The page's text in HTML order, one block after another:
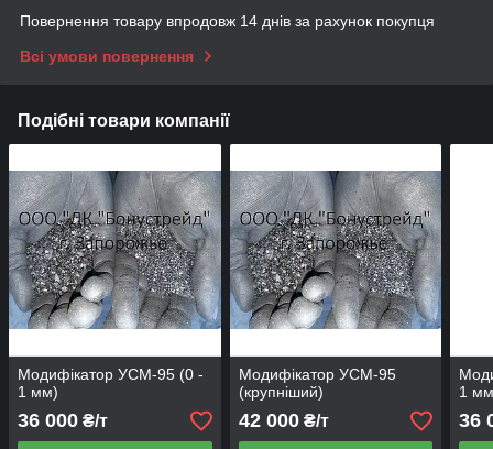
Повернення товару впродовж 14 днів за рахунок покупця
Всі умови повернення
Подібні товари компанії
Модифікатор УСМ-95 (0 -
1 мм)
36 000 ₴/т
Модифікатор УСМ-95
(крупніший)
42 000₴/т
1
36